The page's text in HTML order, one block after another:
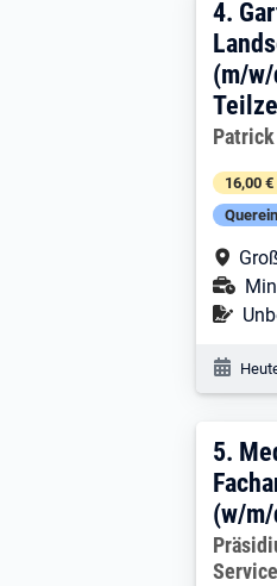
4.
4.
(m/
16,00
5.
5.
(w/